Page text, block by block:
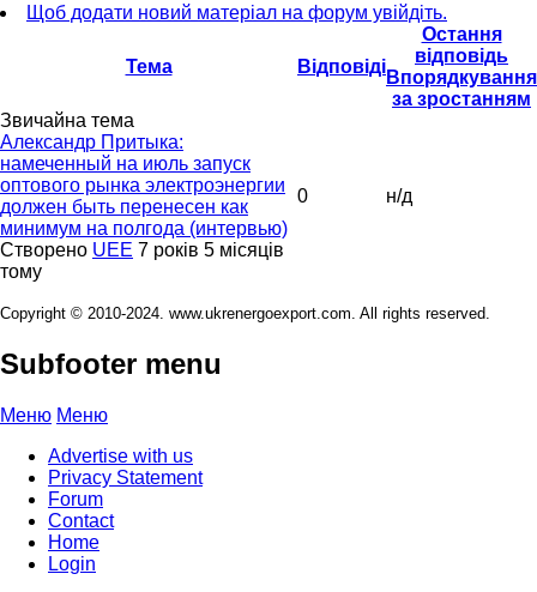
Щоб додати новий матеріал на форум увійдіть.
Тема Відповіді
Остання
відповідь
Впорядкування
за зростанням
Звичайна тема
Александр Притыка:
намеченный на июль запуск
оптового рынка электроэнергии
должен быть перенесен как
минимум на полгода (интервью)
Створено UEE 7 років 5 місяців
тому
0 н/д
Copyright © 2010-2024. www.ukrenergoexport.com. All rights reserved.
Subfooter menu
Меню Меню
Advertise with us
Privacy Statement
Forum
Contact
Home
Login